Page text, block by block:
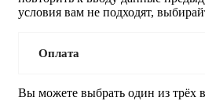
условия вам не подходят,
Оплата
Вы можете выбрать один из трёх